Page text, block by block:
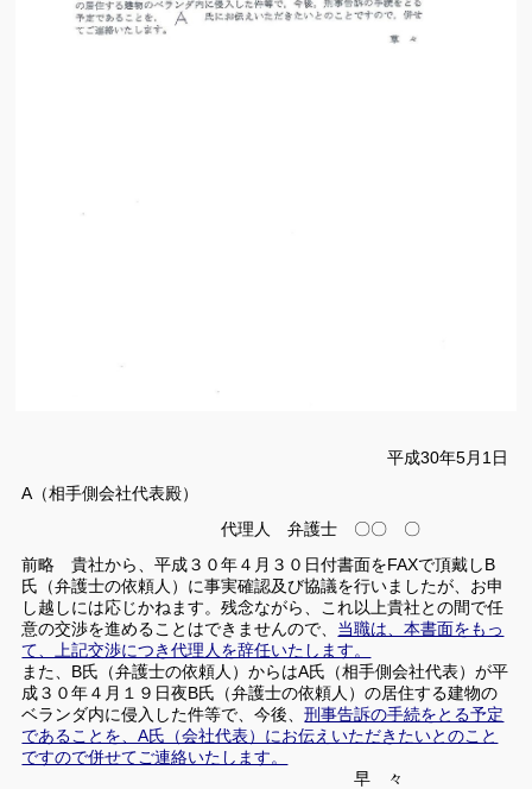
平成30年5月1日
A（相手側会社代表殿）
代理人 弁護士 〇〇 〇
前略 貴社から、平成３０年４月３０日付書面をFAXで頂戴しB
氏（弁護士の依頼人）に事実確認及び協議を行いましたが、お申
し越しには応じかねます。残念ながら、これ以上貴社との間で任
意の交渉を進めることはできませんので、 当職は、本書面をもっ
て、上記交渉につき代理人を辞任いたします。
また、B氏（弁護士の依頼人）からはA氏（相手側会社代表）が平
成３０年４月１９日夜B氏（弁護士の依頼人）の居住する建物の
ベランダ内に侵入した件等で、今後、刑事告訴の手続をとる予定
であることを、A氏（会社代表）にお伝えいただきたいとのこと
ですので併せてご連絡いたします。
早 々